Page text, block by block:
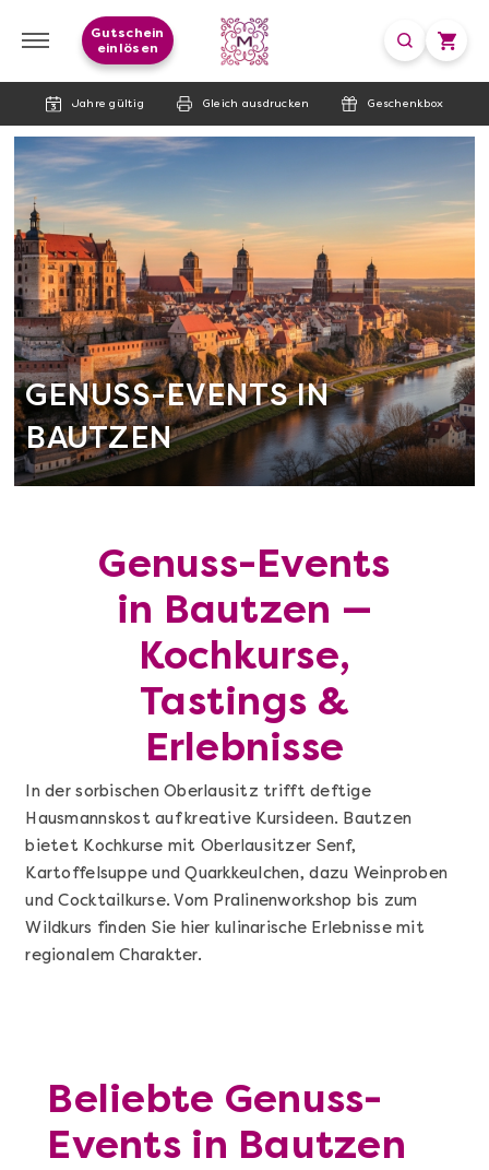
Jahre gültig Gleich ausdrucken Geschenkbox
Gutschein
einlösen
GENUSS-EVENTS IN
BAUTZEN
Genuss-Events
in Bautzen —
Kochkurse,
Tastings &
Erlebnisse
In der sorbischen Oberlausitz trifft deftige
Hausmannskost auf kreative Kursideen. Bautzen
bietet Kochkurse mit Oberlausitzer Senf,
Kartoffelsuppe und Quarkkeulchen, dazu Weinproben
und Cocktailkurse. Vom Pralinenworkshop bis zum
Wildkurs finden Sie hier kulinarische Erlebnisse mit
regionalem Charakter.
Beliebte Genuss-
Events in Bautzen